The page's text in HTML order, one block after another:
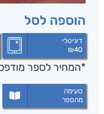
הוספה לסל
דיגיטלי
₪40
*המחיר לספר
טעימה
מהספר